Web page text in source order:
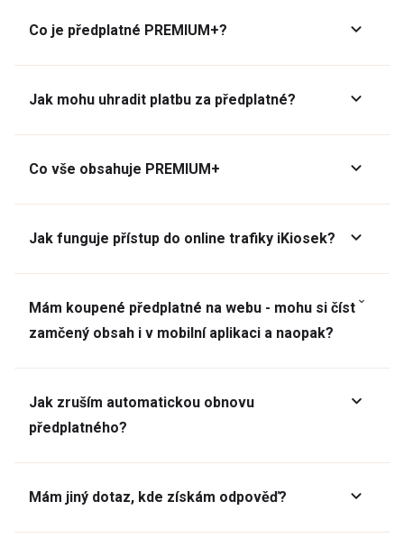
Co je předplatné PREMIUM+?
Jak mohu uhradit platbu za předplatné?
Co vše obsahuje PREMIUM+
Jak funguje přístup do online trafiky iKiosek?
Mám koupené předplatné na webu - mohu si číst
zamčený obsah i v mobilní aplikaci a naopak?
Jak zruším automatickou obnovu
předplatného?
Mám jiný dotaz, kde získám odpověď?